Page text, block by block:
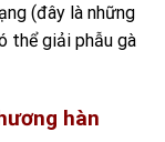
(đây là những
thể giải phẫu gà
hàn